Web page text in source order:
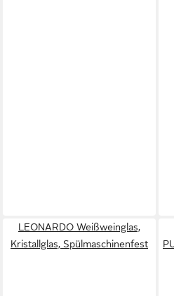
LEONARDO Weißweinglas,
Kristallglas, Spülmaschinenfest